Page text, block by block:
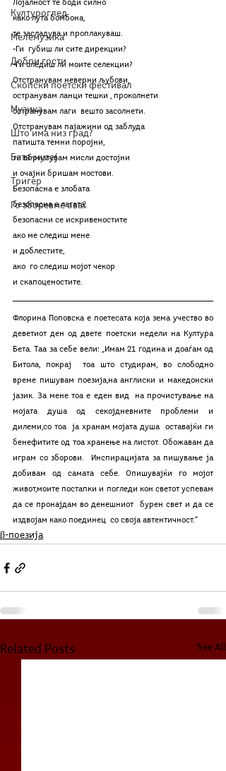
Културоглед
Мелемузика
Добри гости
Скопски поетски фестивал
Музика
Што има низ град?
Бета-музеј
Тригер
Го зборевме ова?
Лојалност те боди силно
како лута бомбона,
те засладува и проплакуваш.
-Ги  губиш ли сите дирекции?
-Ги следиш ли моите селекции?
Отстранувам неверни љубови,
остранувам ланци тешки , проколнети
остранувам лаги  вешто засолнети.
Отстранувам пајажини од заблуда
патишта темни поројни,
ти вбризгувам мисли достојни
и очајни бришам мостови.
Безопасна е злобата
безопасна е лагата,
безопасни се искривеностите
ако ме следиш мене
и доблестите,
ако  го следиш мојот чекор
и скапоценостите.
Флорина Поповска е поетесата која зема учество во
деветиот ден од двете поетски недели на Култура
Бета. Таа за себе вели: „Имам 21 година и доаѓам од
Битола, покрај  тоа што студирам, во слободно
време пишувам поезија,на англиски и македонски
јазик. За мене тоа е еден вид  на прочистување на
мојата душа од секојдневните проблеми и
дилеми,со тоа  ја хранам мојата душа  оставајќи ги
бенефитите од тоа хранење на листот. Обожавам да
играм со зборови.  Инспирацијата за пишување ја
добивам од самата себе. Опишувајќи го мојот
живот,моите постапки и погледи кон светот успевам
да се пронајдам во денешниот  бурен свет и да се
издвојам како поединец  со своја автентичност.“
β-поезија
Related Posts See All